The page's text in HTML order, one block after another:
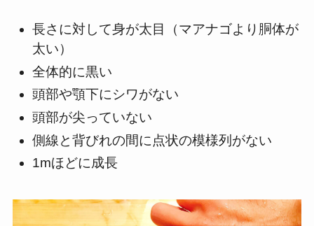
長さに対して身が太目（マアナゴより胴体が
太い）
全体的に黒い
頭部や顎下にシワがない
頭部が尖っていない
側線と背びれの間に点状の模様列がない
1mほどに成長